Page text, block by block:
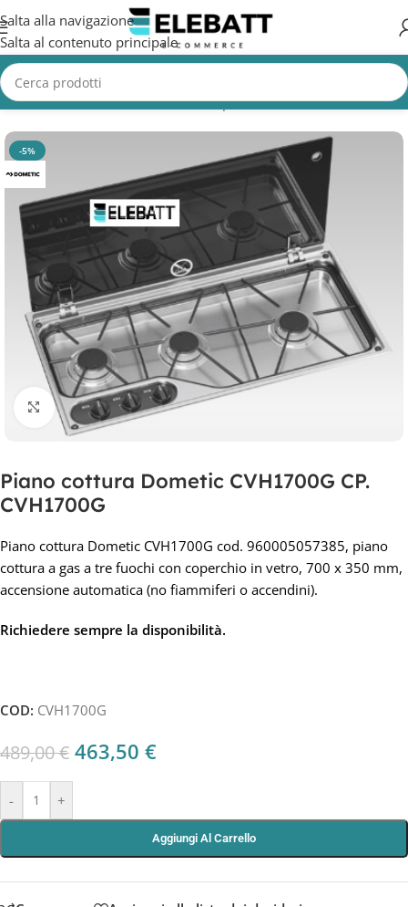
Salta alla navigazione
Salta al contenuto principale
Home/Accessori Nautica/Lavelli e piani cottura barche
-5%
Clicca per ingrandire
Piano cottura Dometic CVH1700G CP.
CVH1700G
Piano cottura Dometic CVH1700G cod. 960005057385, piano
cottura a gas a tre fuochi con coperchio in vetro, 700 x 350 mm,
accensione automatica (no fiammiferi o accendini).
Richiedere sempre la disponibilità.
COD: CVH1700G
489,00€ 463,50 €
- +
Aggiungi Al Carrello